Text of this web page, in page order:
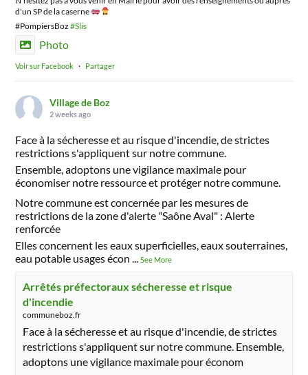
d'un SP de la caserne
#PompiersBoz#Slis
Photo
Voir sur Facebook · Partager
Village de Boz
2 weeks ago
Face à la sécheresse et au risque d'incendie, de strictes
restrictions s'appliquent sur notre commune.
Ensemble, adoptons une vigilance maximale pour
économiser notre ressource et protéger notre commune.
Notre commune est concernée par les mesures de
restrictions de la zone d'alerte "Saône Aval" : Alerte
renforcée
Elles concernent les eaux superficielles, eaux souterraines,
eau potable usages écon
...See More
Arrêtés préfectoraux sécheresse et risque
d'incendie
communeboz.fr
Face à la sécheresse et au risque d'incendie, de strictes
restrictions s'appliquent sur notre commune. Ensemble,
adoptons une vigilance maximale pour économ